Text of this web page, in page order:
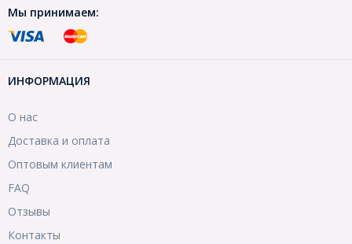
Мы принимаем:
ИНФОРМАЦИЯ
О нас
Доставка и оплата
Оптовым клиентам
FAQ
Отзывы
Контакты